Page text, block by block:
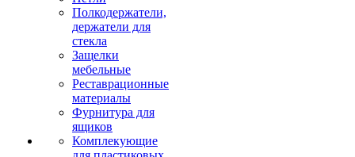
Полкодержатели,
держатели для
стекла
Защелки
мебельные
Реставрационные
материалы
Фурнитура для
ящиков
Комплекующие